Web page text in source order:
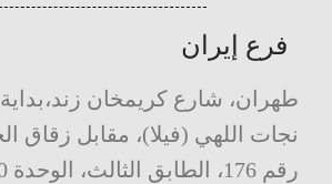
فرع إيران
طهران، شارع كريمخان
نجات اللهي (فيلا)، مقابل زقاق
رقم 176، الطابق الثالث، الوحدة 10